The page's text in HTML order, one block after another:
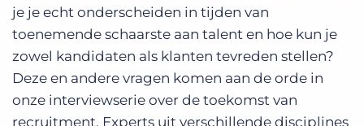
je je echt onderscheiden in tijden van
toenemende schaarste aan talent en hoe kun je
zowel kandidaten als klanten tevreden stellen?
Deze en andere vragen komen aan de orde in
onze interviewserie over de toekomst van
recruitment. Experts uit verschillende disciplines